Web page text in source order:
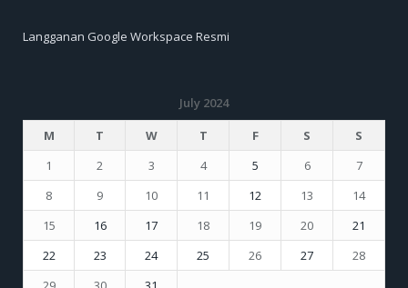
Langganan Google Workspace Resmi
July 2024
M
T W T F S
S
1
2 3 4 5 6
7
8
9 10 11 12 13
14
15
16 17 18 19 20
21
22
23 24 25 26 27
28